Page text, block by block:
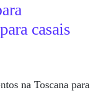
casais
na Toscana para